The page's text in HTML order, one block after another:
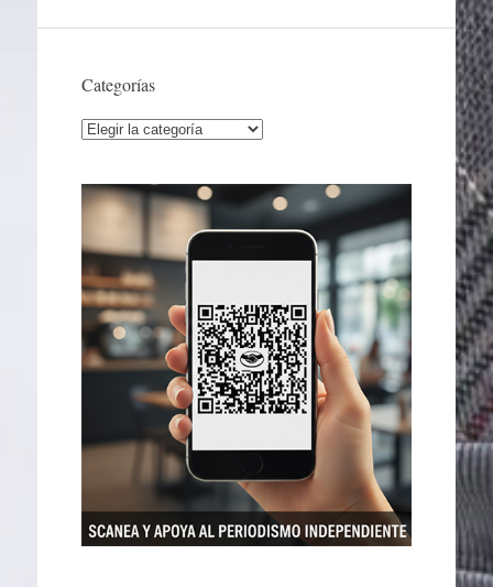
Categorías
Categorías